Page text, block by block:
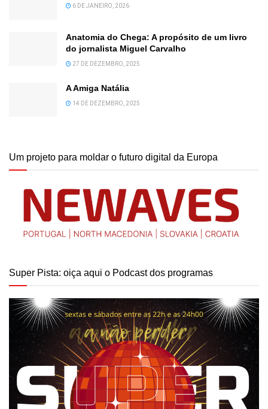
6 DE JANEIRO, 2026
Anatomia do Chega: A propósito de um livro
do jornalista Miguel Carvalho
27 DE DEZEMBRO, 2025
A Amiga Natália
14 DE DEZEMBRO, 2025
Um projeto para moldar o futuro digital da Europa
Super Pista: oiça aqui o Podcast dos programas